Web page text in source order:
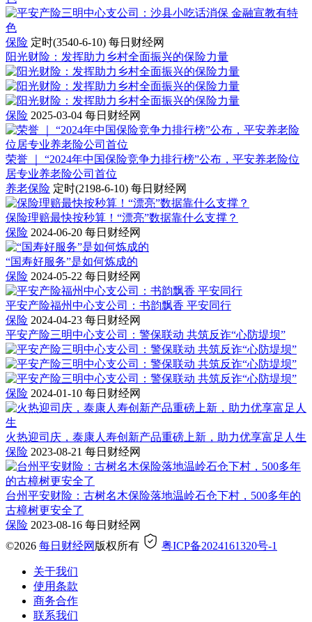
保险 定时(3540-6-10) 每日财经网
阳光财险：发挥助力乡村全面振兴的保险力量
保险 2025-03-04 每日财经网
荣誉 ｜ “2024年中国保险竞争力排行榜”公布，平安养老险位
居专业养老险公司首位
养老保险 定时(2198-6-10) 每日财经网
保险理赔最快按秒算！“漂亮”数据靠什么支撑？
保险 2024-06-20 每日财经网
“国寿好服务”是如何炼成的
保险 2024-05-22 每日财经网
平安产险福州中心支公司：书韵飘香 平安同行
保险 2024-04-23 每日财经网
平安产险三明中心支公司：警保联动 共筑反诈“心防堤坝”
保险 2024-01-10 每日财经网
火热迎司庆，泰康人寿创新产品重磅上新，助力优享富足人生
保险 2023-08-21 每日财经网
台州平安财险：古树名木保险落地温岭石仓下村，500多年的
古樟树更安全了
保险 2023-08-16 每日财经网
©2026 每日财经网 版权所有 粤ICP备2024161320号-1
关于我们
使用条款
商务合作
联系我们